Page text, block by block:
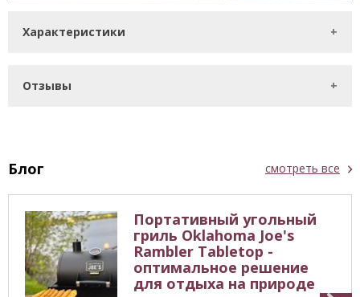
Характеристики
Отзывы
Блог смотреть все
Портативный угольный
гриль Oklahoma Joe's
Rambler Tabletop -
оптимальное решение
для отдыха на природе